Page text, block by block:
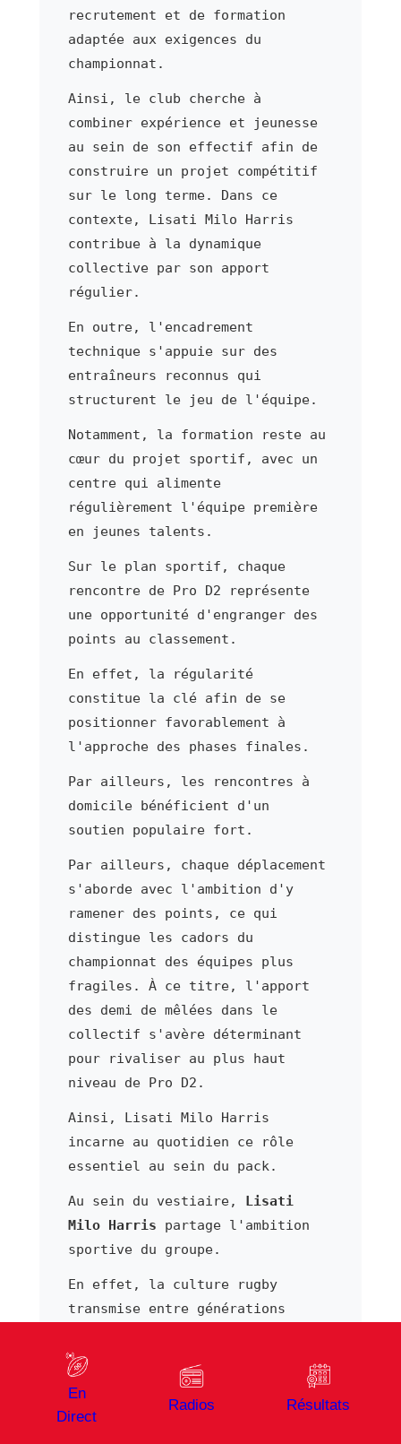
recrutement et de formation
adaptée aux exigences du
championnat.
Ainsi, le club cherche à
combiner expérience et jeunesse
au sein de son effectif afin de
construire un projet compétitif
sur le long terme. Dans ce
contexte, Lisati Milo Harris
contribue à la dynamique
collective par son apport
régulier.
En outre, l'encadrement
technique s'appuie sur des
entraîneurs reconnus qui
structurent le jeu de l'équipe.
Notamment, la formation reste au
cœur du projet sportif, avec un
centre qui alimente
régulièrement l'équipe première
en jeunes talents.
Sur le plan sportif, chaque
rencontre de Pro D2 représente
une opportunité d'engranger des
points au classement.
En effet, la régularité
constitue la clé afin de se
positionner favorablement à
l'approche des phases finales.
Par ailleurs, les rencontres à
domicile bénéficient d'un
soutien populaire fort.
Par ailleurs, chaque déplacement
s'aborde avec l'ambition d'y
ramener des points, ce qui
distingue les cadors du
championnat des équipes plus
fragiles. À ce titre, l'apport
des demi de mêlées dans le
collectif s'avère déterminant
pour rivaliser au plus haut
niveau de Pro D2.
Ainsi, Lisati Milo Harris
incarne au quotidien ce rôle
essentiel au sein du pack.
Au sein du vestiaire, Lisati
Milo Harris partage l'ambition
sportive du groupe.
En effet, la culture rugby
transmise entre générations
les grands clubs de Pro D2.
De ce fait, Lisati Milo Harris
bénéficie d'un cadre
En
Direct
Radios Résultats